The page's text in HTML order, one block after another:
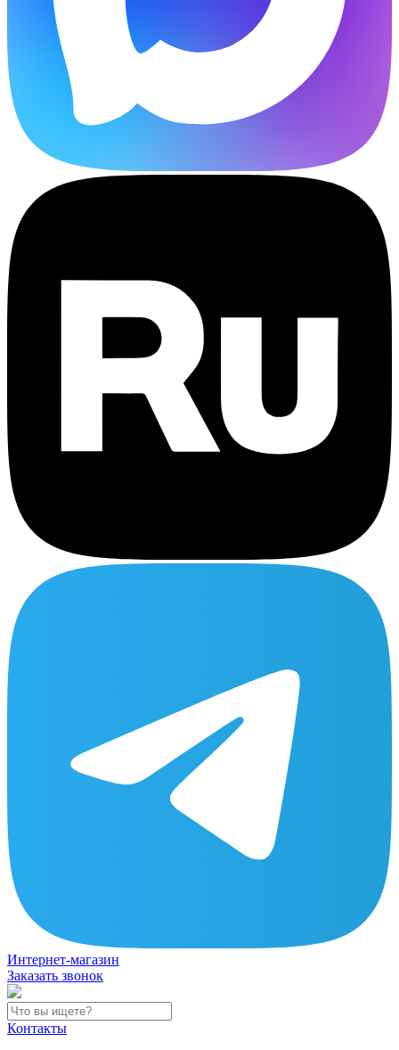
Интернет-магазин
Заказать звонок
Контакты